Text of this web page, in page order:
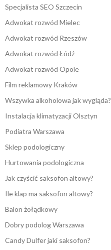
Specjalista SEO Szczecin
Adwokat rozwód Mielec
Adwokat rozwód Rzeszów
Adwokat rozwód Łódź
Adwokat rozwód Opole
Film reklamowy Kraków
Wszywka alkoholowa jak wygląda?
Instalacja klimatyzacji Olsztyn
Podiatra Warszawa
Sklep podologiczny
Hurtowania podologiczna
Jak czyścić saksofon altowy?
Ile klap ma saksofon altowy?
Balon żołądkowy
Dobry podolog Warszawa
Candy Dulfer jaki saksofon?